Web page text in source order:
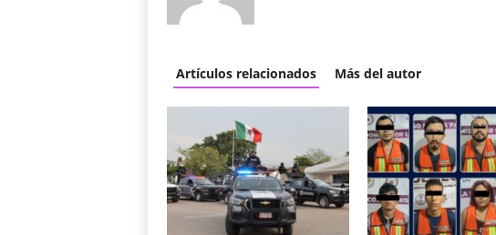
Artículos relacionados Más del autor